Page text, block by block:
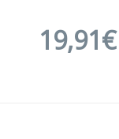
19,91€